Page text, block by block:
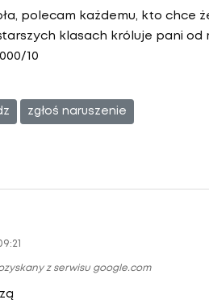
polecam każdemu, kto chce
klasach króluje pani
10
zgłoś naruszenie
z serwisu google.com